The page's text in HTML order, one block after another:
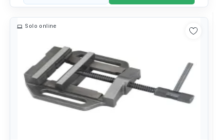
Solo online